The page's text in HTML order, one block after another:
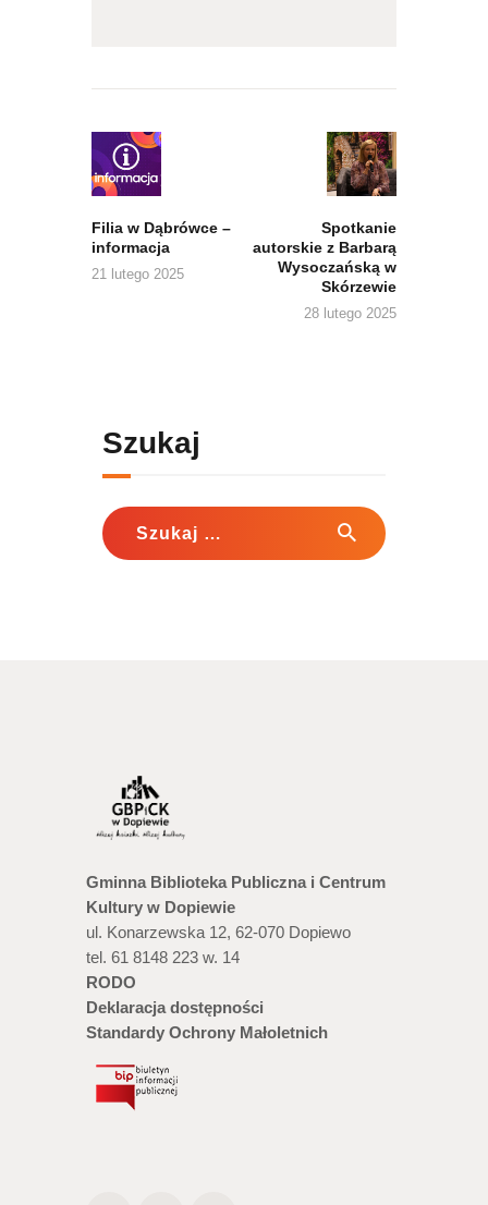
wpisu
Filia w Dąbrówce –
informacja
21 lutego 2025
Spotkanie
autorskie z Barbarą
Wysoczańską w
Skórzewie
28 lutego 2025
Szukaj
Szukaj:
Gminna Biblioteka Publiczna i Centrum
Kultury w Dopiewie
ul. Konarzewska 12, 62-070 Dopiewo
tel. 61 8148 223 w. 14
RODO
Deklaracja dostępności
Standardy Ochrony Małoletnich